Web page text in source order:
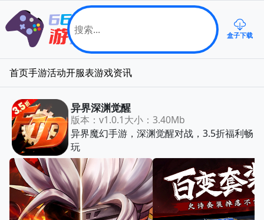
盒子下载
首页手游活动开服表游戏资讯
异界深渊觉醒
版本：v1.0.1大小：3.40Mb
异界魔幻手游，深渊觉醒对战，3.5折福利畅
玩